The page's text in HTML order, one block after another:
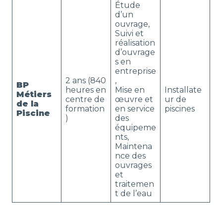
BP
Métiers
de la
Piscine
2 ans (840
heures en
centre de
formation
)
Étude
d’un
ouvrage,
Suivi et
réalisation
d’ouvrage
s en
entreprise
,
Mise en
œuvre et
en service
des
équipeme
nts,
Maintena
nce des
ouvrages
et
traitemen
t de l’eau
Installate
ur de
piscines